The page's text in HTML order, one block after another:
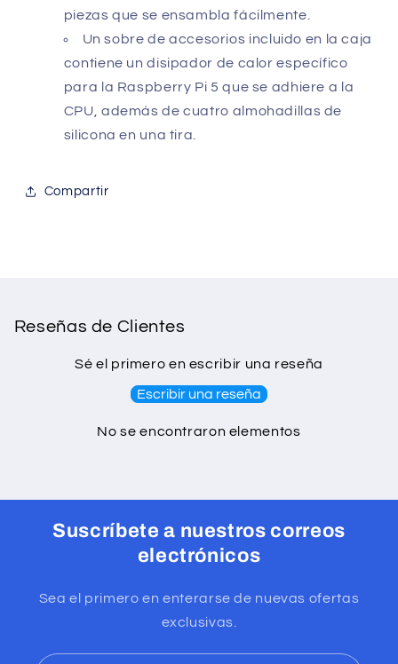
piezas que se ensambla fácilmente.
Un sobre de accesorios incluido en la caja
contiene un disipador de calor específico
para la Raspberry Pi 5 que se adhiere a la
CPU, además de cuatro almohadillas de
silicona en una tira.
Compartir
Reseñas de Clientes
Sé el primero en escribir una reseña
Escribir una reseña
No se encontraron elementos
Suscríbete a nuestros correos
electrónicos
Sea el primero en enterarse de nuevas ofertas
exclusivas.